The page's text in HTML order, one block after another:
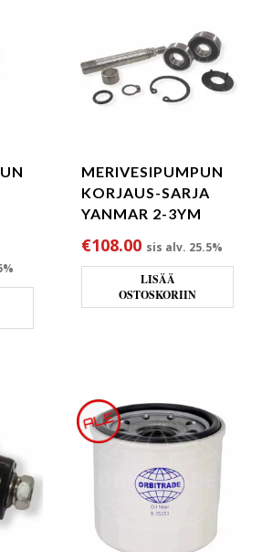
MERIVESIPUMPUN
KORJAUS-SARJA
YANMAR 2-3YM
€108.00 sis alv. 25.5%
LISÄÄ
OSTOSKORIIN